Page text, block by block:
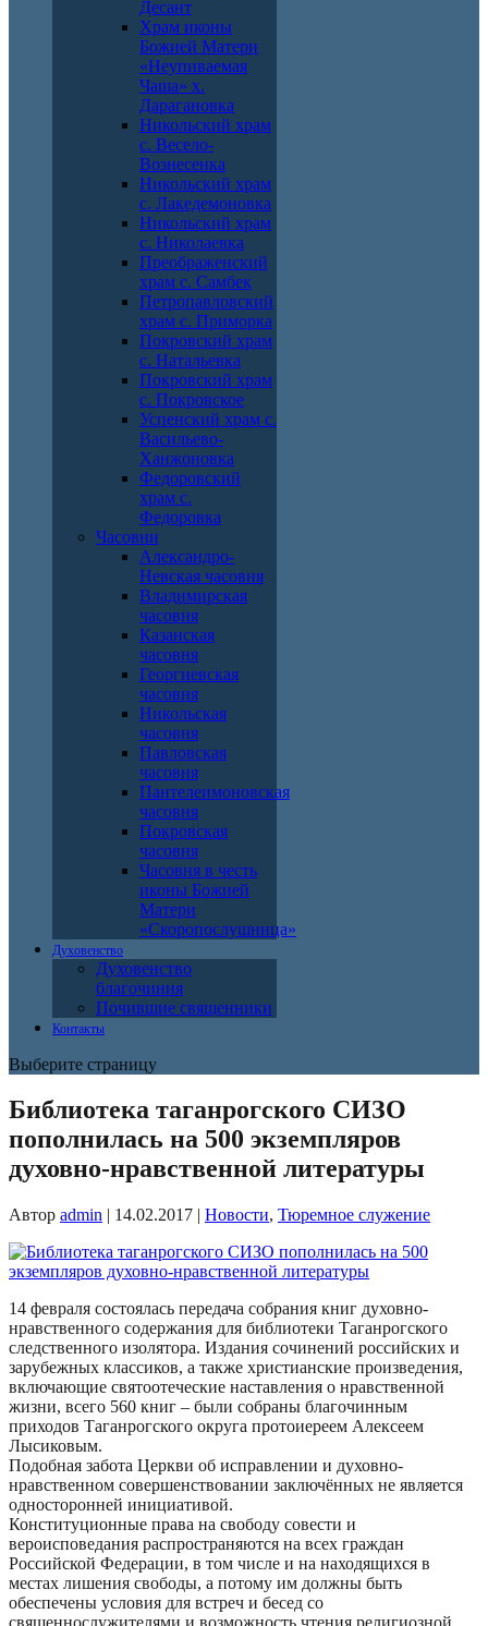
Десант
Храм иконы
Божией Матери
«Неупиваемая
Чаша» х.
Дарагановка
Никольский храм
с. Весело-
Вознесенка
Никольский храм
с. Лакедемоновка
Никольский храм
с. Николаевка
Преображенский
храм с. Самбек
Петропавловский
храм с. Приморка
Покровский храм
с. Натальевка
Покровский храм
с. Покровское
Успенский храм с.
Васильево-
Ханжоновка
Федоровский
храм с.
Федоровка
Часовни
Александро-
Невская часовня
Владимирская
часовня
Казанская
часовня
Георгиевская
часовня
Никольская
часовня
Павловская
часовня
Пантелеимоновская
часовня
Покровская
часовня
Часовня в честь
иконы Божией
Матери
«Скоропослушница»
Духовенство
Духовенство
благочиния
Почившие священники
Контакты
Выберите страницу
Библиотека таганрогского СИЗО
пополнилась на 500 экземпляров
духовно-нравственной литературы
Автор admin | 14.02.2017 | Новости, Тюремное служение
14 февраля состоялась передача собрания книг духовно-
нравственного содержания для библиотеки Таганрогского
следственного изолятора. Издания сочинений российских и
зарубежных классиков, а также христианские произведения,
включающие святоотеческие наставления о нравственной
жизни, всего 560 книг – были собраны благочинным
приходов Таганрогского округа протоиереем Алексеем
Лысиковым.
Подобная забота Церкви об исправлении и духовно-
нравственном совершенствовании заключённых не является
односторонней инициативой.
Конституционные права на свободу совести и
вероисповедания распространяются на всех граждан
Российской Федерации, в том числе и на находящихся в
местах лишения свободы, а потому им должны быть
обеспечены условия для встреч и бесед со